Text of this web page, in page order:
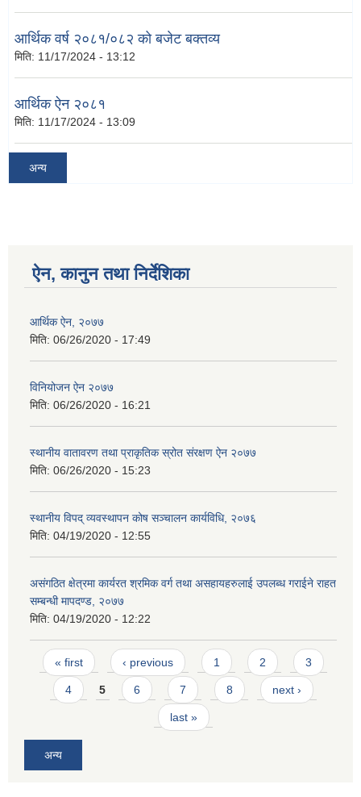
आर्थिक वर्ष २०८१/०८२ को बजेट बक्तव्य
मिति: 11/17/2024 - 13:12
आर्थिक ऐन २०८१
मिति: 11/17/2024 - 13:09
अन्य
ऐन, कानुन तथा निर्देशिका
आर्थिक ऐन, २०७७
मिति: 06/26/2020 - 17:49
विनियोजन ऐन २०७७
मिति: 06/26/2020 - 16:21
स्थानीय वातावरण तथा प्राकृतिक स्रोत संरक्षण ऐन २०७७
मिति: 06/26/2020 - 15:23
स्थानीय विपद् व्यवस्थापन कोष सञ्चालन कार्यविधि, २०७६
मिति: 04/19/2020 - 12:55
असंगठित क्षेत्रमा कार्यरत श्रमिक वर्ग तथा असहायहरुलाई उपलब्ध गराईने राहत
सम्बन्धी मापदण्ड, २०७७
मिति: 04/19/2020 - 12:22
Pages
« first ‹ previous 1 2 3
4 5 6 7 8 next ›
last »
अन्य